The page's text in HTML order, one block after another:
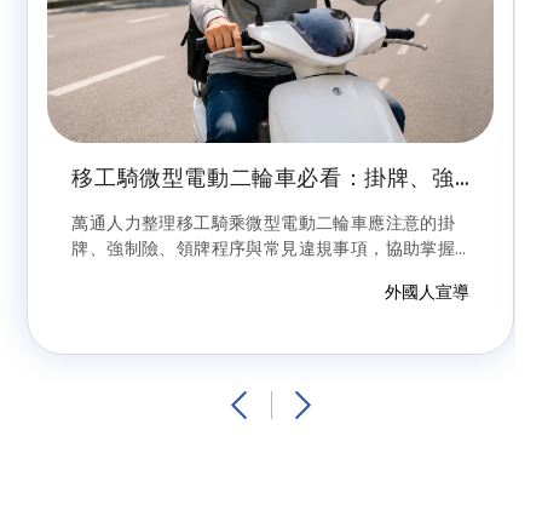
移工騎微型電動二輪車必看：掛牌、強
萬通人力整理移工騎乘微型電動二輪車應注意的掛
牌、強制險、領牌程序與常見違規事項，協助掌握
外國人宣導